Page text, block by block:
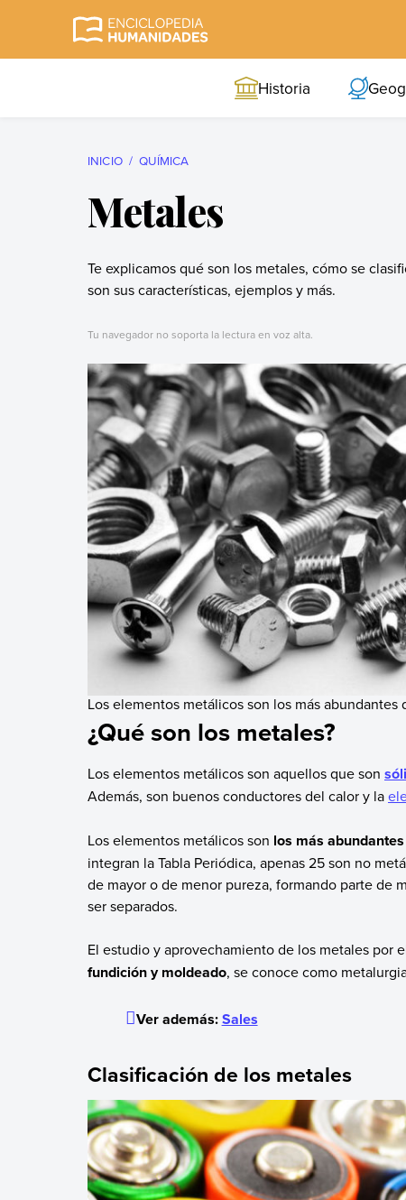
Historia
INICIO QUÍMICA
Metales
Te explicamos qué son los metales, cómo se
son sus características, ejemplos y más.
Tu navegador no soporta la lectura en voz alta.
Los elementos metálicos son los más abundantes
¿Qué son los metales?
Los elementos metálicos son aquellos que son
Además, son buenos conductores del calor y la
Los elementos metálicos son los más
integran la Tabla Periódica, apenas 25 son no
de mayor o de menor pureza, formando parte de
ser separados.
El estudio y aprovechamiento de los metales por
fundición y moldeado, se conoce como
Ver además:Sales
Clasificación de los metales